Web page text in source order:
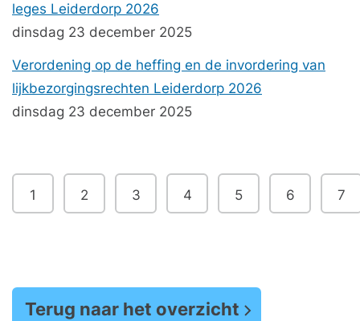
leges Leiderdorp 2026
dinsdag 23 december 2025
Verordening op de heffing en de invordering van
lijkbezorgingsrechten Leiderdorp 2026
dinsdag 23 december 2025
1 2 3 4 5 6 7
Terug naar het overzicht